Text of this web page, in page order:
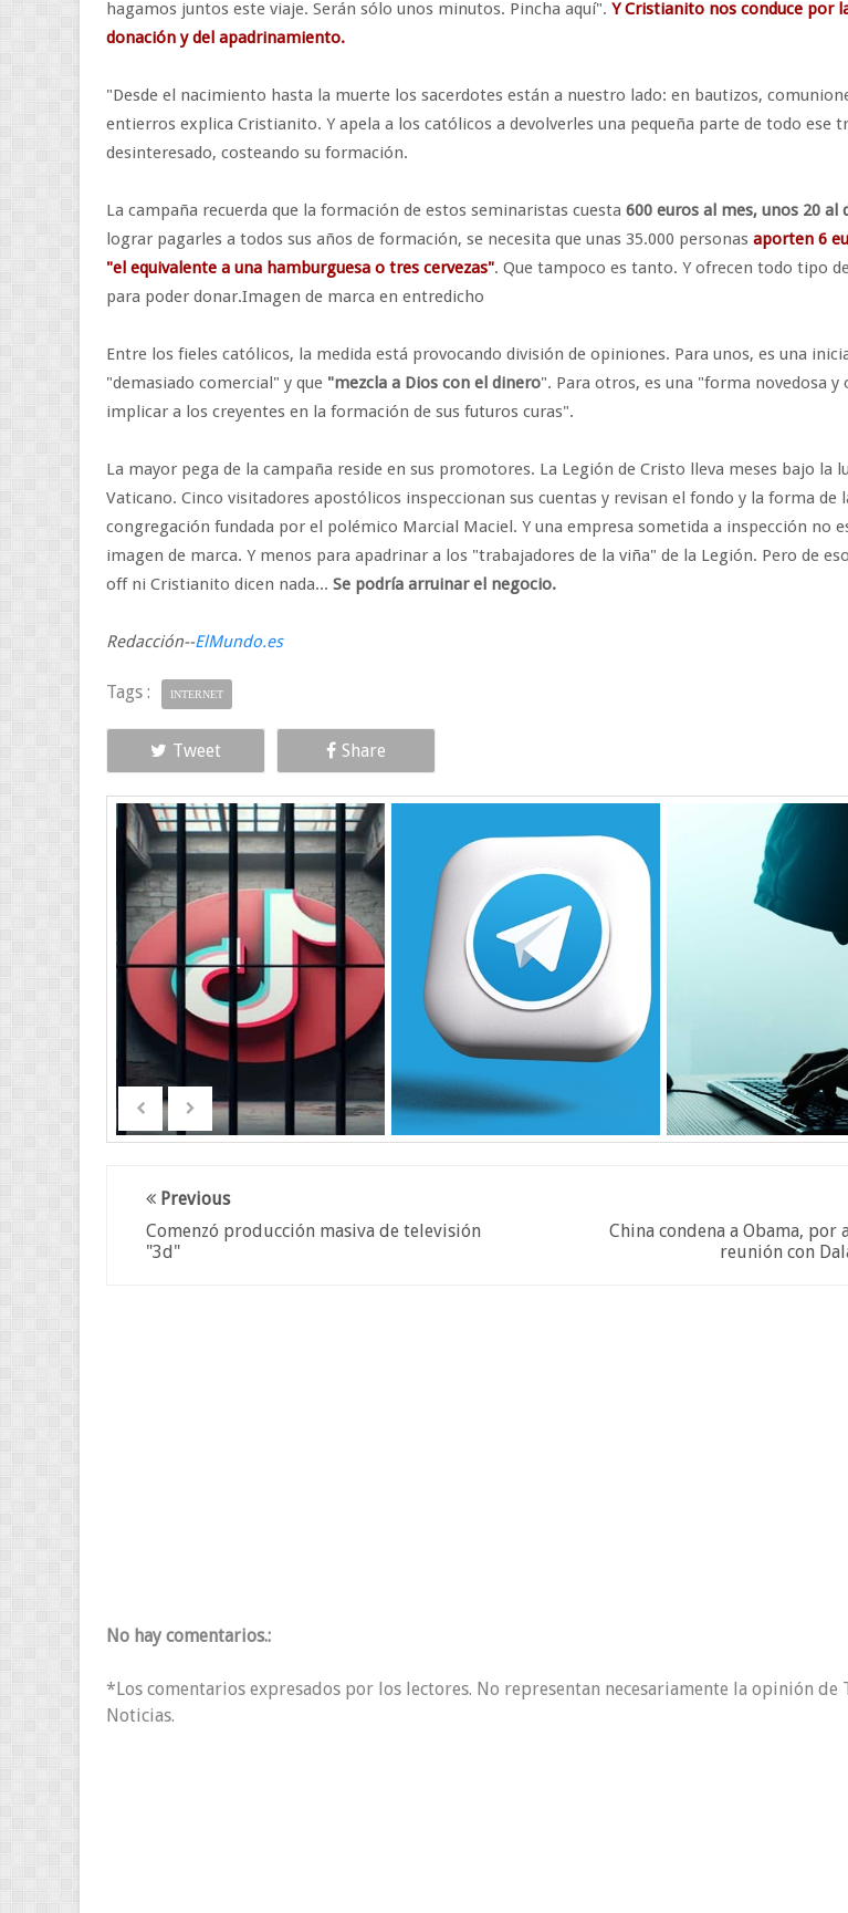
hagamos juntos este viaje. Serán sólo unos minutos. Pincha aquí". Y Cristianito nos conduce por
donación y del apadrinamiento.
"Desde el nacimiento hasta la muerte los sacerdotes están a nuestro lado: en bautizos,
entierros explica Cristianito. Y apela a los católicos a devolverles una pequeña parte de todo ese
desinteresado, costeando su formación.
La campaña recuerda que la formación de estos seminaristas cuesta 600 euros al mes, unos 20 al
lograr pagarles a todos sus años de formación, se necesita que unas 35.000 personas aporten 6
"el equivalente a una hamburguesa o tres cervezas". Que tampoco es tanto. Y ofrecen todo tipo
para poder donar.Imagen de marca en entredicho
Entre los fieles católicos, la medida está provocando división de opiniones. Para unos, es una
"demasiado comercial" y que "mezcla a Dios con el dinero". Para otros, es una "forma novedosa y
implicar a los creyentes en la formación de sus futuros curas".
La mayor pega de la campaña reside en sus promotores. La Legión de Cristo lleva meses bajo la
Vaticano. Cinco visitadores apostólicos inspeccionan sus cuentas y revisan el fondo y la forma de
congregación fundada por el polémico Marcial Maciel. Y una empresa sometida a inspección no
imagen de marca. Y menos para apadrinar a los "trabajadores de la viña" de la Legión. Pero de
off ni Cristianito dicen nada... Se podría arruinar el negocio.
Redacción--ElMundo.es
Tags : INTERNET
Tweet Share
China condena a Obama, por
reunión con
Previous
Comenzó producción masiva de televisión
"3d"
No hay comentarios.:
*Los comentarios expresados por los lectores. No representan necesariamente la opinión de
Noticias.